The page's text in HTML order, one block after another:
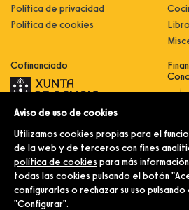
Política de privacidad
Política de cookies
Cofinanciado
Innovación, dixitalización e
comercialización e expansión do
sector comercial e artesanal
Implantación e pulo da estratexia
dixital e modernización do sector
comercial e artesanal (CO300C
2021)
Aviso de uso de cookies
Utilizamos cookies propias para el
de la web y de terceros con fines
política de cookies para más
todas las cookies pulsando el botón
configurarlas o rechazar su uso
"Configurar".